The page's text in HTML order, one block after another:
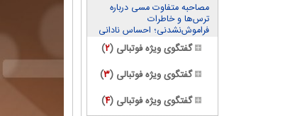
مصاحبه متفاوت مسی درباره
ترس‌ها و خاطرات
فراموش‌نشدنی؛ احساس نادانی
می‌کنمگفتگوی ویژه فوتبالی (۲)
گفتگوی ویژه فوتبالی (۳)
گفتگوی ویژه فوتبالی (۴)